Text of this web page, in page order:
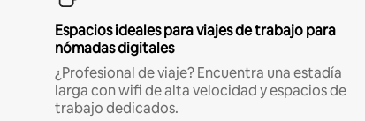
Espacios ideales para viajes de trabajo para
nómadas digitales
¿Profesional de viaje? Encuentra una estadía
larga con wifi de alta velocidad y espacios de
trabajo dedicados.